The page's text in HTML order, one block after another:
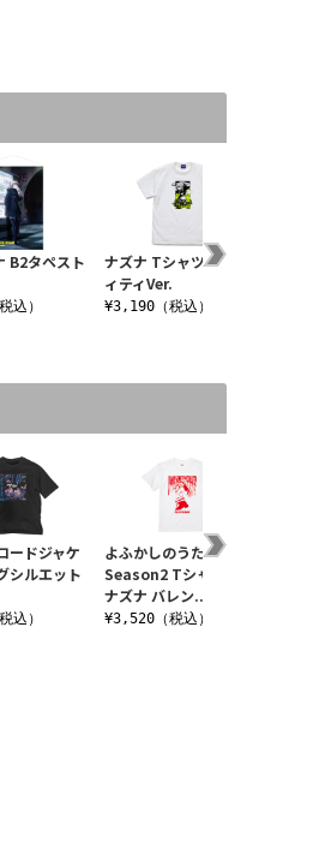
B2タペスト
込）
ナズナ Tシャツ グラフ
ィティVer.
¥3,190（税込）
ードジャケ
シルエット
込）
よふかしのうた
Season2 Tシャツ 七草
ナズナ バレン..
¥3,520（税込）